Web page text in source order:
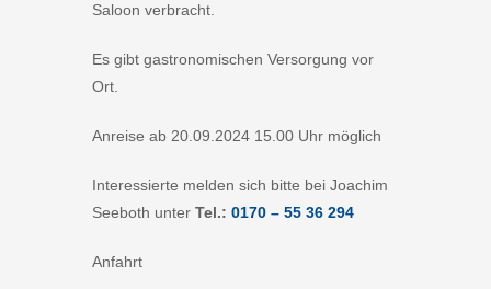
Saloon verbracht.
Es gibt gastronomischen Versorgung vor
Ort.
Anreise ab 20.09.2024 15.00 Uhr möglich
Interessierte melden sich bitte bei Joachim
Seeboth unter Tel.: 0170 – 55 36 294
Anfahrt